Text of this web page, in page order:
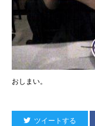
おしまい。
ツイートする